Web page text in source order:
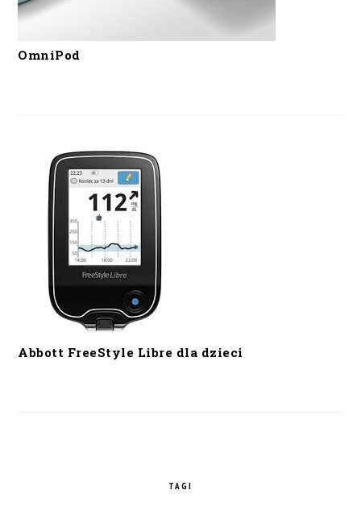
OmniPod
Abbott FreeStyle Libre dla dzieci
TAGI